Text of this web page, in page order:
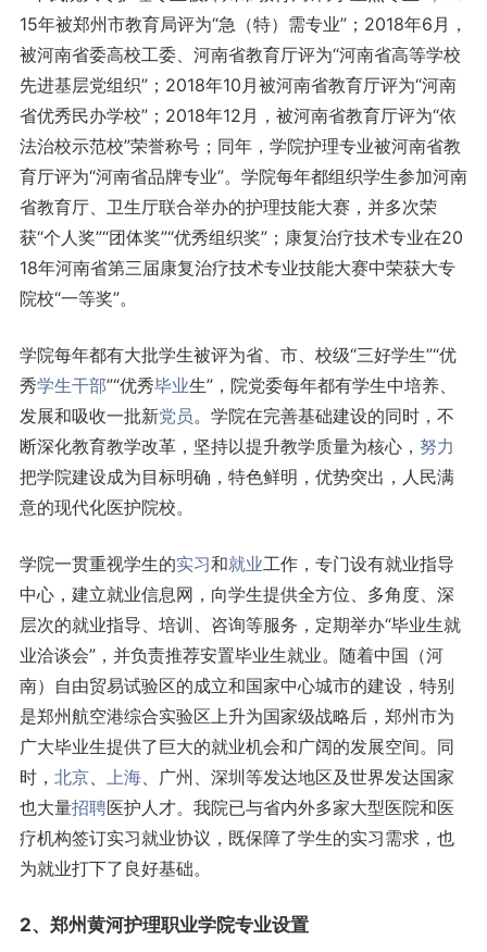
15年被郑州市教育局评为“急（特）需专业”；2018年6月，
被河南省委高校工委、河南省教育厅评为“河南省高等学校
先进基层党组织”；2018年10月被河南省教育厅评为“河南
省优秀民办学校”；2018年12月，被河南省教育厅评为“依
法治校示范校”荣誉称号；同年，学院护理专业被河南省教
育厅评为“河南省品牌专业”。学院每年都组织学生参加河南
省教育厅、卫生厅联合举办的护理技能大赛，并多次荣
获“个人奖”“团体奖”“优秀组织奖”；康复治疗技术专业在20
18年河南省第三届康复治疗技术专业技能大赛中荣获大专
院校“一等奖”。
学院每年都有大批学生被评为省、市、校级“三好学生”“优
秀学生干部”“优秀毕业生”，院党委每年都有学生中培养、
发展和吸收一批新党员 。学院在完善基础建设的同时，不
断深化教育教学改革，坚持以提升教学质量为核心， 努力
把学院建设成为目标明确，特色鲜明，优势突出，人民满
意的现代化医护院校。
学院一贯重视学生的实习和就业工作，专门设有就业指导
中心，建立就业信息网，向学生提供全方位、多角度、深
层次的就业指导、培训、咨询等服务，定期举办“毕业生就
业洽谈会”，并负责推荐安置毕业生就业。随着中国（河
南）自由贸易试验区的成立和国家中心城市的建设，特别
是郑州航空港综合实验区上升为国家级战略后，郑州市为
广大毕业生提供了巨大的就业机会和广阔的发展空间。同
时， 北京、 上海、广州、深圳等发达地区及世界发达国家
也大量招聘医护人才。我院已与省内外多家大型医院和医
疗机构签订实习就业协议，既保障了学生的实习需求，也
为就业打下了良好基础。
2、郑州黄河护理职业学院专业设置